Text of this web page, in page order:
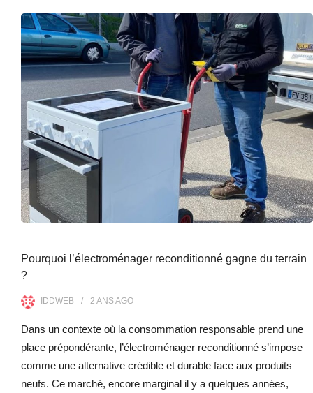
Pourquoi l’électroménager reconditionné gagne du terrain
?
IDDWEB 2 ANSAGO
Dans un contexte où la consommation responsable prend une
place prépondérante, l’électroménager reconditionné s’impose
comme une alternative crédible et durable face aux produits
neufs. Ce marché, encore marginal il y a quelques années,